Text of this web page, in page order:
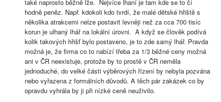
také naprosto běžně lže. Nejvíce lhaní je tam kde se to čí
hodně peněz. Např. kdokoli kdo tvrdí, že malé dětské hřiště s
několika atrakcemi nelze postavit levněji než za cca 700 tisíc
korun je ulhaný lhář na lokální úrovni. A když se člověk podívá
kolik takových hřišť bylo postaveno, je to zde samý lhář. Pravda
možná je, že firma co to nabízí třeba za 1/3 běžné ceny možná
ani v ČR neexistuje, protože by to prostě v ČR neměla
jednoduché, do velké části výběrových řízení by nebyla pozvána
nebo vyřazena z formálních důvodů. A těch pár zakázek co by
opravdu vyhrála by ji při nízké ceně neuživilo.